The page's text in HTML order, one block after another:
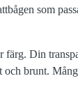
som
Din
brunt.